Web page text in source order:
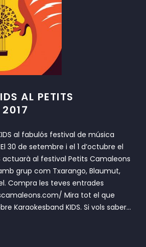
AL PETITS
2017
al fabulós festival de música
El 30 de setembre i el 1 d’octubre el
actuarà al festival Petits Camaleons
grup com Txarango, Blaumut,
Compra les teves entrades
Mira tot el que
Karaokesband KIDS. Si vols saber...